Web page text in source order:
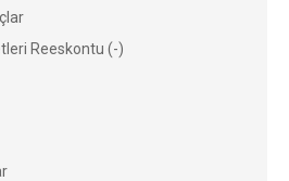
Reeskontu (-)